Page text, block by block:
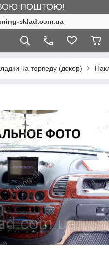
ПОШТОЮ!
sklad.com.ua
на торпеду (декор)